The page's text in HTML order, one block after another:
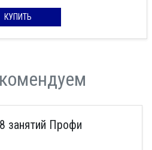
КУПИТЬ
занятий Профи